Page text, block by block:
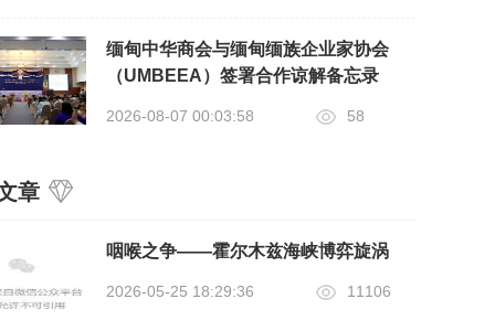
缅甸中华商会与缅甸缅族企业家协会
（UMBEEA）签署合作谅解备忘录
2026-08-07 00:03:58 58
章
咽喉之争——霍尔木兹海峡博弈旋涡
2026-05-25 18:29:36 11106